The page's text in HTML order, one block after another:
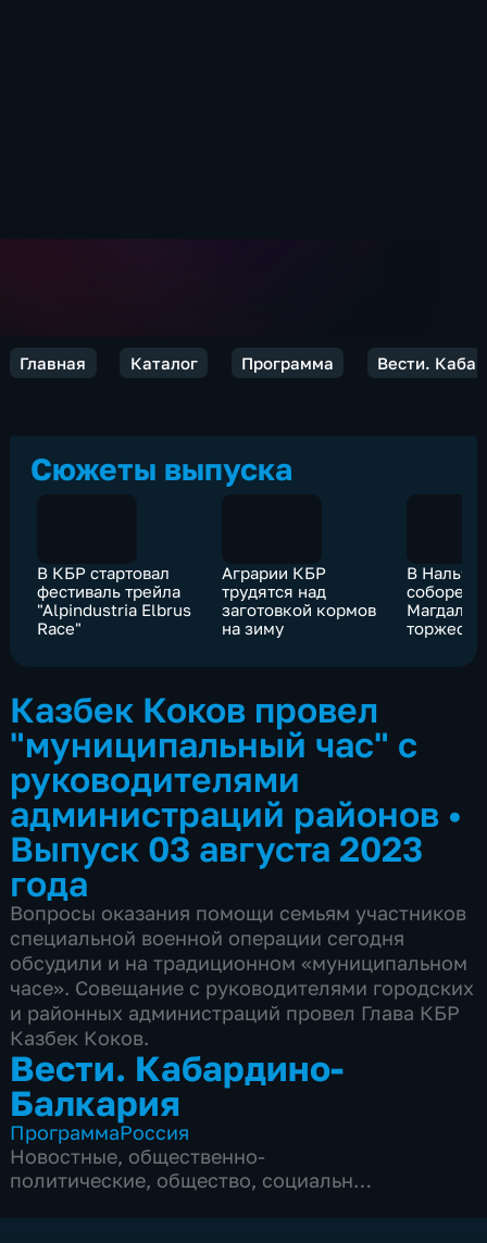
Главная Каталог Программа Вести.
Сюжеты выпуска
В КБР стартовал
фестиваль трейла
"Alpindustria Elbrus
Race"
Аграрии КБР
трудятся над
заготовкой кормов
на зиму
В
соборе
Казбек Коков провел
"муниципальный час" с
руководителями
администраций районов •
Выпуск 03 августа 2023
года
Вопросы оказания помощи семьям участников
специальной военной операции сегодня
обсудили и на традиционном «муниципальном
часе». Совещание с руководителями городских
и районных администраций провел Глава КБР
Казбек Коков.
Вести. Кабардино-
Балкария
ПрограммаРоссия
Новостные, общественно-
политические, общество, социально-